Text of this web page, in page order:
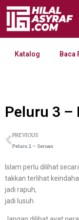
Katalog Baca
Peluru 3 –
PREVIOUS
Peluru 2 – Seruan
Islam perlu dilihat
takkan terlihat
jadi rapuh,
jadi lusuh.